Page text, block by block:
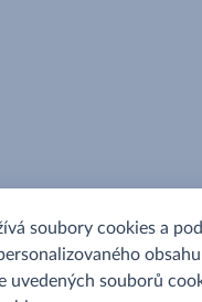
soubory cookies a
uvedených souborů